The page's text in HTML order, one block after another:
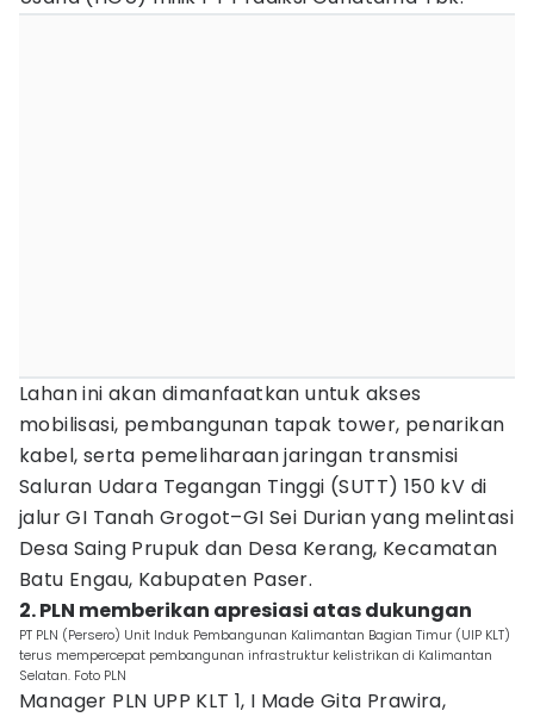
Lahan ini akan dimanfaatkan untuk akses
mobilisasi, pembangunan tapak tower, penarikan
kabel, serta pemeliharaan jaringan transmisi
Saluran Udara Tegangan Tinggi (SUTT) 150 kV di
jalur GI Tanah Grogot–GI Sei Durian yang melintasi
Desa Saing Prupuk dan Desa Kerang, Kecamatan
Batu Engau, Kabupaten Paser.
2. PLN memberikan apresiasi atas dukungan
PT PLN (Persero) Unit Induk Pembangunan Kalimantan Bagian Timur (UIP KLT)
terus mempercepat pembangunan infrastruktur kelistrikan di Kalimantan
Selatan. Foto PLN
Manager PLN UPP KLT 1, I Made Gita Prawira,